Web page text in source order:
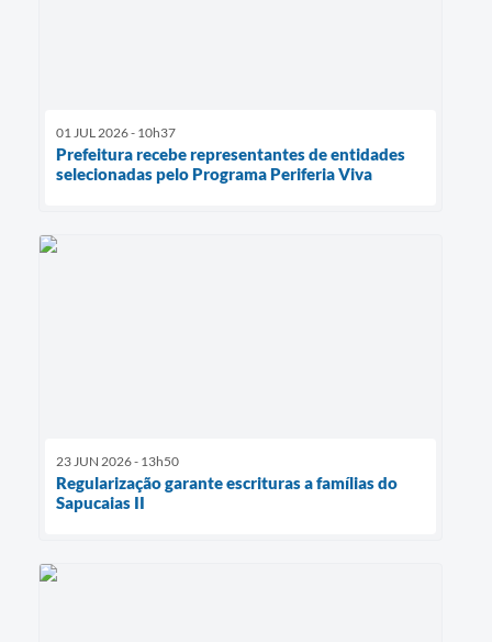
01 JUL 2026 - 10h37
Prefeitura recebe representantes de entidades
selecionadas pelo Programa Periferia Viva
23 JUN 2026 - 13h50
Regularização garante escrituras a famílias do
Sapucaias II